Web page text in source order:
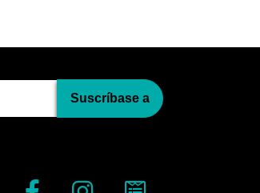
Suscríbase a